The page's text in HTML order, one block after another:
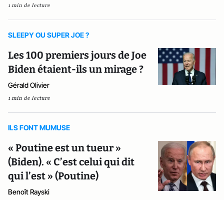
1 min de lecture
SLEEPY OU SUPER JOE ?
Les 100 premiers jours de Joe
Biden étaient-ils un mirage ?
Gérald Olivier
1 min de lecture
ILS FONT MUMUSE
« Poutine est un tueur »
(Biden). « C’est celui qui dit
qui l’est » (Poutine)
Benoît Rayski